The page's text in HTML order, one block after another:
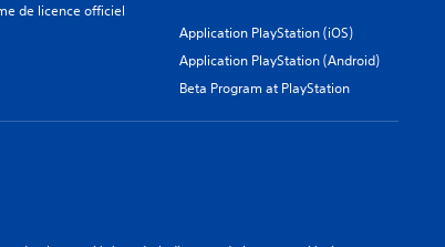
de licence officiel
Application PlayStation (iOS)
Application PlayStation (Android)
Beta Program at PlayStation